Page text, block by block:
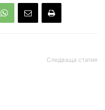
Следваща статия